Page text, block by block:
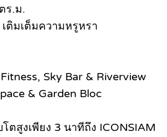
ร.ม.
ติมเต็มความหรูหรา
Sky Bar & Riverview
& Garden Bloc
ตสูงเพียง 3 นาทีถึง ICONSIAM